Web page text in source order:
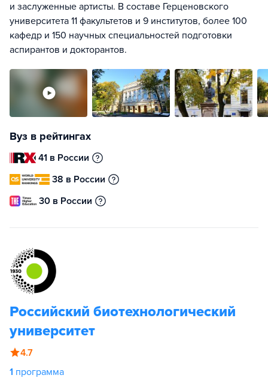
и заслуженные артисты. В составе Герценовского
университета 11 факультетов и 9 институтов, более 100
кафедр и 150 научных специальностей подготовки
аспирантов и докторантов.
Вуз в рейтингах
41 в России
38 в России
30 в России
Российский биотехнологический
университет
4.7
1 программа